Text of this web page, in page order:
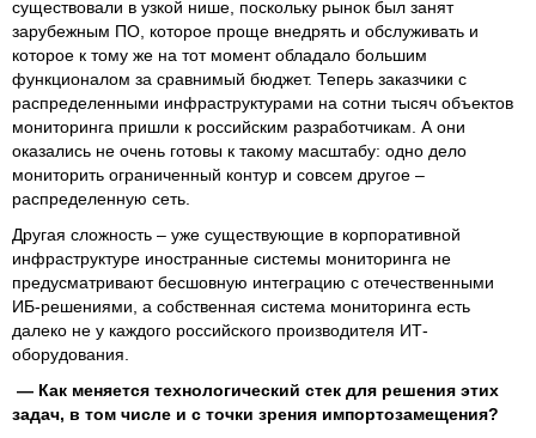
существовали в узкой нише, поскольку рынок был занят
зарубежным ПО, которое проще внедрять и обслуживать и
которое к тому же на тот момент обладало большим
функционалом за сравнимый бюджет. Теперь заказчики с
распределенными инфраструктурами на сотни тысяч объектов
мониторинга пришли к российским разработчикам. А они
оказались не очень готовы к такому масштабу: одно дело
мониторить ограниченный контур и совсем другое –
распределенную сеть.
Другая сложность – уже существующие в корпоративной
инфраструктуре иностранные системы мониторинга не
предусматривают бесшовную интеграцию с отечественными
ИБ-решениями, а собственная система мониторинга есть
далеко не у каждого российского производителя ИТ-
оборудования.
— Как меняется технологический стек для решения этих
задач, в том числе и с точки зрения импортозамещения?